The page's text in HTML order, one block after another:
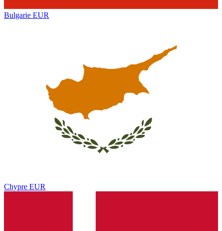
Bulgarie EUR
Chypre EUR